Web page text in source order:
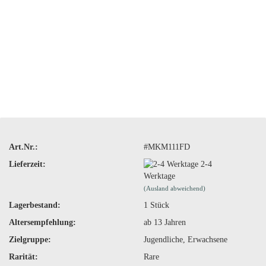
Art.Nr.:
#MKM111FD
Lieferzeit:
2-4
Werktage
(Ausland abweichend)
Lagerbestand: 1 Stück
Altersempfehlung:
ab 13 Jahren
Zielgruppe:
Jugendliche, Erwachsene
Rarität:
Rare